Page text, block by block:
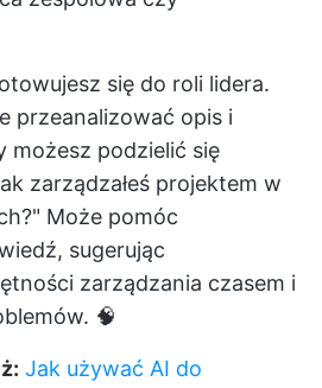
się do roli lidera.
przeanalizować opis i
możesz podzielić się
zarządzałeś projektem w
Może pomóc
sugerując
zarządzania czasem i
🧠
Jak używać AI do